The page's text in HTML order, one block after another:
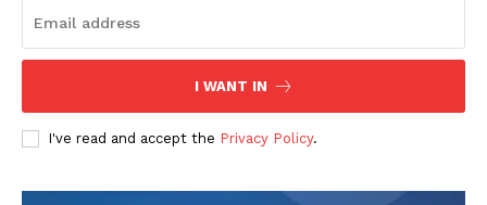
I WANT IN
I've read and accept the Privacy Policy.